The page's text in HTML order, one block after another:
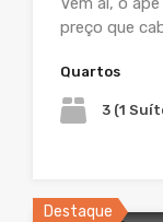
preço que
Quartos
3 (1
Destaque